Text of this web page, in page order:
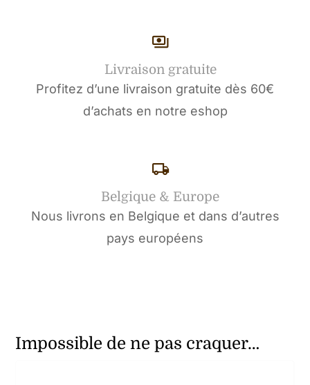
Livraison gratuite
Profitez d’une livraison gratuite dès 60€
d’achats en notre eshop
Belgique & Europe
Nous livrons en Belgique et dans d’autres
pays européens
Impossible de ne pas craquer…